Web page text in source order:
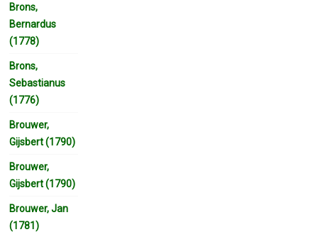
Brons,
Bernardus
(1778)
Brons,
Sebastianus
(1776)
Brouwer,
Gijsbert (1790)
Brouwer,
Gijsbert (1790)
Brouwer, Jan
(1781)